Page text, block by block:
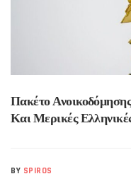
Πακέτο
Και Μερικές
BY SPIROS